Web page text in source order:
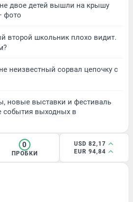
двое детей вышли на крышу
фото
второй школьник плохо видит.
неизвестный сорвал цепочку с
новые выставки и фестиваль
события выходных в
0
ПРОБКИ
USD 82,17
EUR 94,84